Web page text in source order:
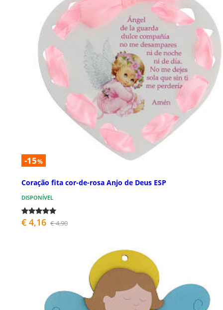
-15%
Coração fita cor-de-rosa Anjo de Deus ESP
DISPONÍVEL
€ 4,16 € 4,90